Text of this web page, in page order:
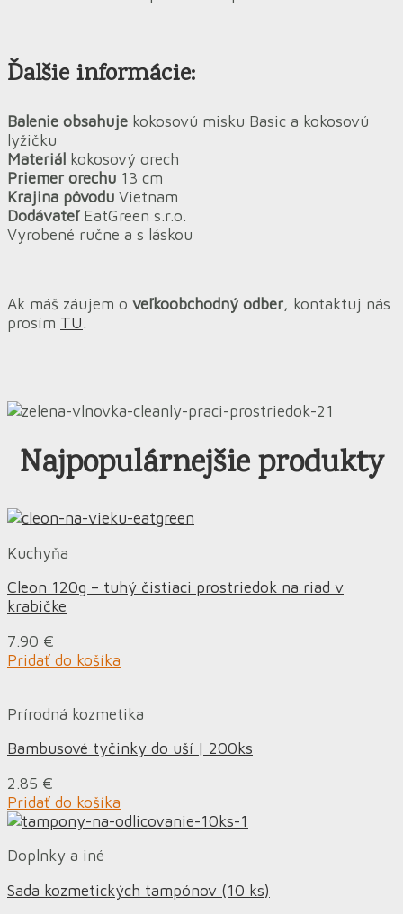
Ďalšie informácie:
Balenie obsahuje kokosovú misku Basic a kokosovú
lyžičku
Materiál kokosový orech
Priemer orechu 13 cm
Krajina pôvodu Vietnam
Dodávateľ EatGreen s.r.o.
Vyrobené ručne a s láskou
Ak máš záujem o veľkoobchodný odber, kontaktuj nás
prosím TU.
Najpopulárnejšie produkty
Kuchyňa
Cleon 120g – tuhý čistiaci prostriedok na riad v
krabičke
7.90 €
Pridať do košíka
Prírodná kozmetika
Bambusové tyčinky do uší | 200ks
2.85 €
Pridať do košíka
Doplnky a iné
Sada kozmetických tampónov (10 ks)